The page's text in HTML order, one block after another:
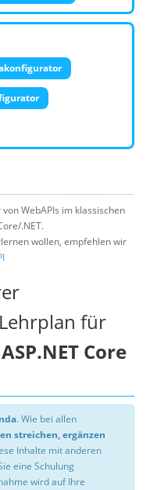
WebAPIs im klassischen
.NET.
wollen, empfehlen wir
für
ASP.NET Core
. Wie bei allen
streichen, ergänzen
Inhalte mit anderen
eine Schulung
wird auf Ihre